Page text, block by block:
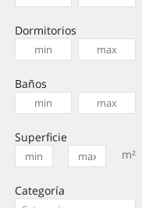
Dormitorios
Baños
Superficie
m²
Categoría